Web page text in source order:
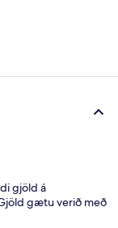
gjöld á
gætu verið með